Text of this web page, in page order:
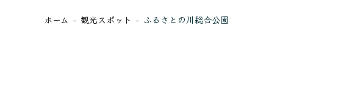
ホーム 観光スポット ふるさとの川総合公園